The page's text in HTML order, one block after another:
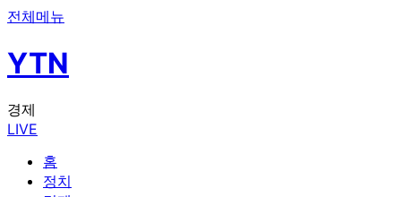
전체메뉴
YTN
경제
LIVE
홈
정치